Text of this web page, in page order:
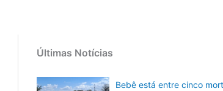
Últimas Notícias
Bebê está entre cinco